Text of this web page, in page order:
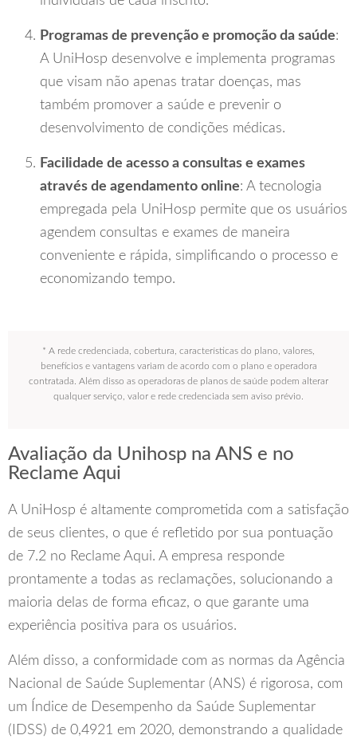
Programas de prevenção e promoção da saúde:
A UniHosp desenvolve e implementa programas
que visam não apenas tratar doenças, mas
também promover a saúde e prevenir o
desenvolvimento de condições médicas.
Facilidade de acesso a consultas e exames
através de agendamento online: A tecnologia
empregada pela UniHosp permite que os usuários
agendem consultas e exames de maneira
conveniente e rápida, simplificando o processo e
economizando tempo.
* A rede credenciada, cobertura, características do plano, valores,
benefícios e vantagens variam de acordo com o plano e operadora
contratada. Além disso as operadoras de planos de saúde podem alterar
qualquer serviço, valor e rede credenciada sem aviso prévio.
Avaliação da Unihosp na ANS e no
Reclame Aqui
A UniHosp é altamente comprometida com a satisfação
de seus clientes, o que é refletido por sua pontuação
de 7.2 no Reclame Aqui. A empresa responde
prontamente a todas as reclamações, solucionando a
maioria delas de forma eficaz, o que garante uma
experiência positiva para os usuários.
Além disso, a conformidade com as normas da Agência
Nacional de Saúde Suplementar (ANS) é rigorosa, com
um Índice de Desempenho da Saúde Suplementar
(IDSS) de 0,4921 em 2020, demonstrando a qualidade